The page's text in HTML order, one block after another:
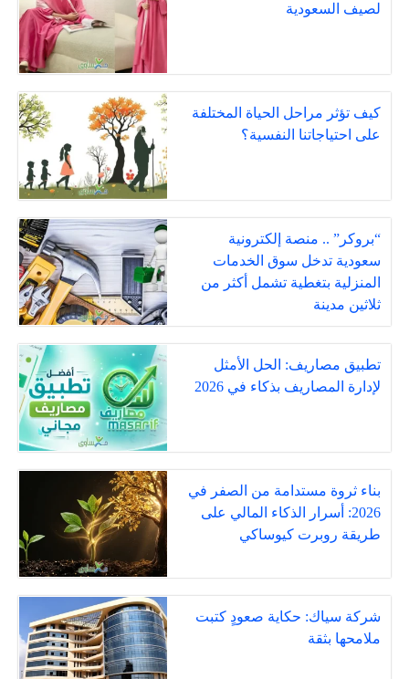
لصيف السعودية
كيف تؤثر مراحل الحياة المختلفة
على احتياجاتنا النفسية؟
“بروكر” .. منصة إلكترونية
سعودية تدخل سوق الخدمات
المنزلية بتغطية تشمل أكثر من
ثلاثين مدينة
تطبيق مصاريف: الحل الأمثل
لإدارة المصاريف بذكاء في 2026
بناء ثروة مستدامة من الصفر في
2026: أسرار الذكاء المالي على
طريقة روبرت كيوساكي
شركة سياك: حكاية صعودٍ كتبت
ملامحها بثقة